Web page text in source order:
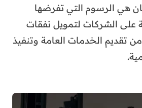
هي الرسوم التي تفرضها
على الشركات لتمويل نفقات
من تقديم الخدمات العامة وتنفيذ